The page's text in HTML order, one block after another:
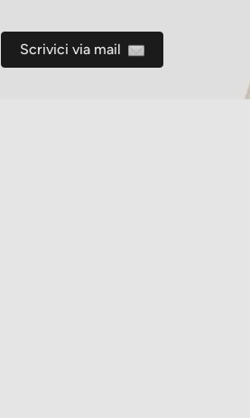
Scrivici via mail